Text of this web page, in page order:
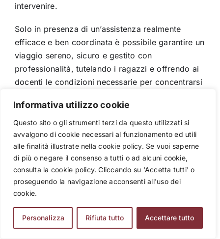
Informativa utilizzo cookie
Questo sito o gli strumenti terzi da questo utilizzati si
avvalgono di cookie necessari al funzionamento ed utili
alle finalità illustrate nella cookie policy. Se vuoi saperne
di più o negare il consenso a tutti o ad alcuni cookie,
consulta la cookie policy. Cliccando su 'Accetta tutti' o
proseguendo la navigazione acconsenti all'uso dei
cookie.
Personalizza Rifiuta tutto Accettare tutto
intervenire.
Solo in presenza di un’assistenza realmente
efficace e ben coordinata è possibile garantire un
viaggio sereno, sicuro e gestito con
professionalità, tutelando i ragazzi e offrendo ai
docenti le condizioni necessarie per concentrarsi